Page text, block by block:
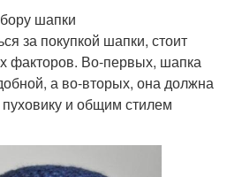
шапки
за покупкой шапки, стоит
факторов. Во-первых, шапка
а во-вторых, она должна
и общим стилем